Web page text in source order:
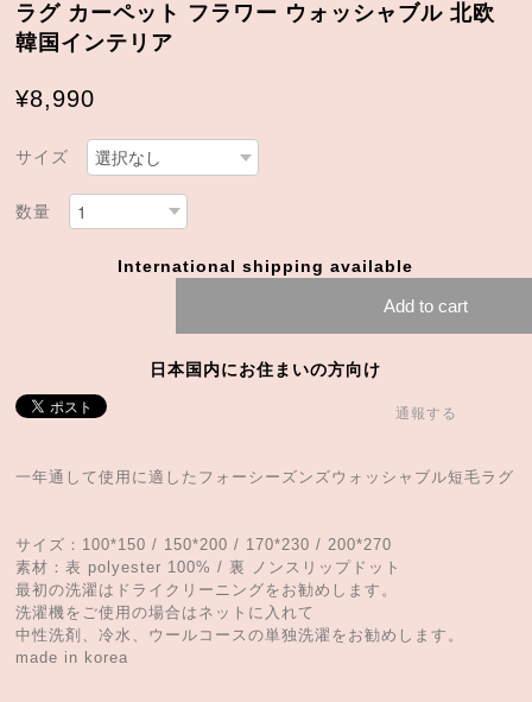
ラグ カーペット フラワー ウォッシャブル 北欧
韓国インテリア
¥8,990
サイズ
数量
International shipping available
Add to cart
日本国内にお住まいの方向け
通報する
一年通して使用に適したフォーシーズンズウォッシャブル短毛ラグ
サイズ：100*150 / 150*200 / 170*230 / 200*270
素材：表 polyester 100% / 裏 ノンスリップドット
最初の洗濯はドライクリーニングをお勧めします。
洗濯機をご使用の場合はネットに入れて
中性洗剤、冷水、ウールコースの単独洗濯をお勧めします。
made in korea